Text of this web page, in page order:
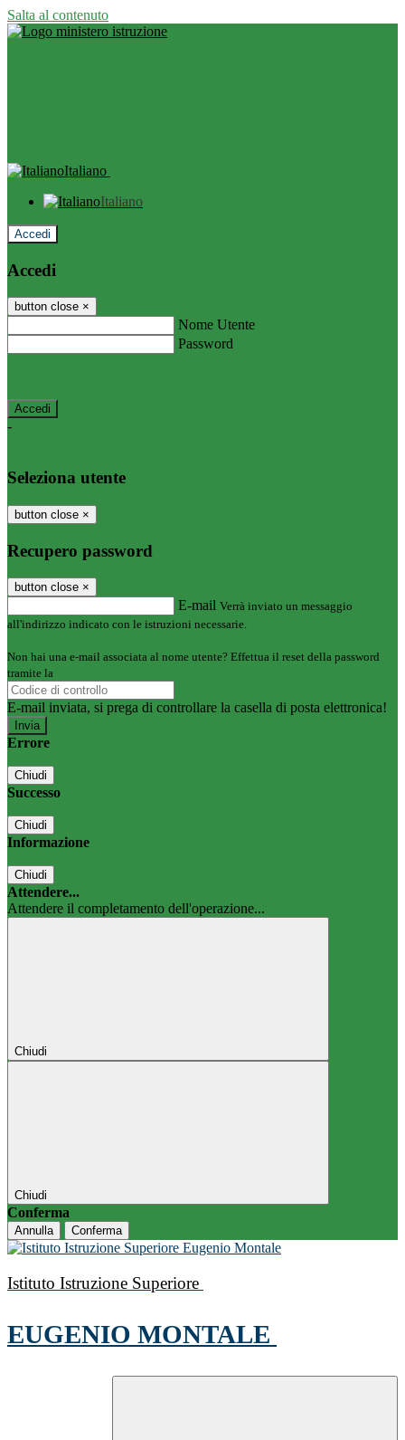
Salta al contenuto
Italiano
Italiano
Accedi
Accedi
button close ×
Nome Utente
Password
-
Seleziona utente
button close ×
Recupero password
button close ×
E-mail Verrà inviato un messaggio
all'indirizzo indicato con le istruzioni necessarie.
Non hai una e-mail associata al nome utente? Effettua il reset della password
tramite la
E-mail inviata, si prega di controllare la casella di posta elettronica!
Errore
Chiudi
Successo
Chiudi
Informazione
Chiudi
Attendere...
Attendere il completamento dell'operazione...
Chiudi
Chiudi
Conferma
Annulla Conferma
Istituto Istruzione Superiore
EUGENIO MONTALE